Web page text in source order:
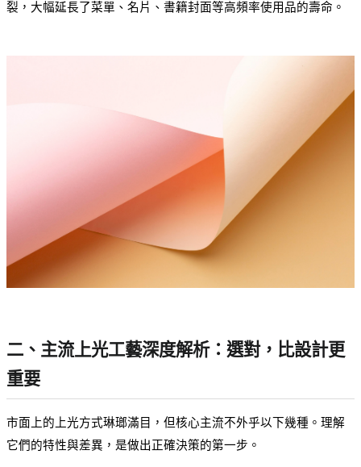
裂，大幅延長了菜單、名片、書籍封面等高頻率使用品的壽命。
二、主流上光工藝深度解析：選對，比設計更
重要
市面上的上光方式琳瑯滿目，但核心主流不外乎以下幾種。理解
它們的特性與差異，是做出正確決策的第一步。